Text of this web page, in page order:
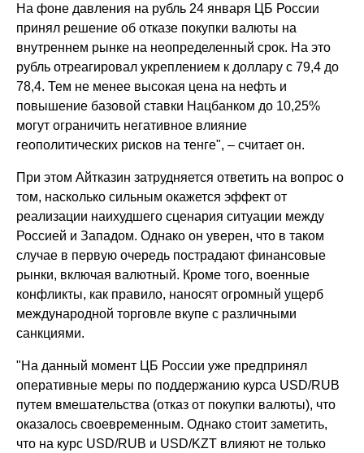
На фоне давления на рубль 24 января ЦБ России
принял решение об отказе покупки валюты на
внутреннем рынке на неопределенный срок. На это
рубль отреагировал укреплением к доллару с 79,4 до
78,4. Тем не менее высокая цена на нефть и
повышение базовой ставки Нацбанком до 10,25%
могут ограничить негативное влияние
геополитических рисков на тенге", – считает он.
При этом Айтказин затрудняется ответить на вопрос о
том, насколько сильным окажется эффект от
реализации наихудшего сценария ситуации между
Россией и Западом. Однако он уверен, что в таком
случае в первую очередь пострадают финансовые
рынки, включая валютный. Кроме того, военные
конфликты, как правило, наносят огромный ущерб
международной торговле вкупе с различными
санкциями.
"На данный момент ЦБ России уже предпринял
оперативные меры по поддержанию курса USD/RUB
путем вмешательства (отказ от покупки валюты), что
оказалось своевременным. Однако стоит заметить,
что на курс USD/RUB и USD/KZT влияют не только